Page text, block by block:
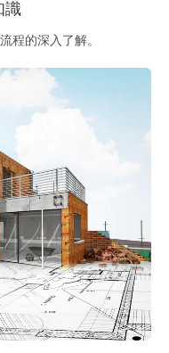
識
程的深入了解。